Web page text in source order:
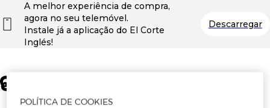
A melhor experiência de compra,
agora no seu telemóvel.
Instale já a aplicação do El Corte
Inglés!
Descarregar
POLÍTICA DE COOKIES